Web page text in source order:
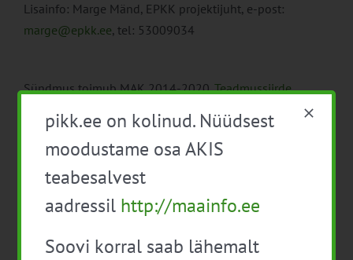
Lisainfo: Marge Mänd, EPKK projektijuht, e-post:
marge@epkk.ee, tel: 53009034
Sündmus toimub MAK 2014-2020„Teadmussiirde
maamajanduse tegevusvaldkonnas“raames.
Rahastamisallikas: Euroopa Maaelu Põllumajandusfond
(EAFRD).
pikk.ee on kolinud. Nüüdsest
moodustame osa AKIS
teabesalvest
aadressil http://maainfo.ee
Soovi korral saab lähemalt